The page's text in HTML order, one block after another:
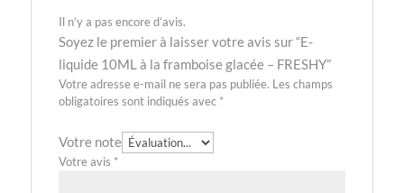
Il n’y a pas encore d’avis.
Soyez le premier à laisser votre avis sur “E-
liquide 10ML à la framboise glacée – FRESHY”
Votre adresse e-mail ne sera pas publiée. Les champs
obligatoires sont indiqués avec *
Votre note
Votre avis *